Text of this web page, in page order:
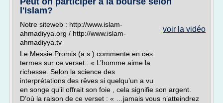
l'Islam?
voir la vidéo
Notre siteweb : http://www.islam-
ahmadiyya.org / http://www.islam-
ahmadiyya.tv
Le Messie Promis (a.s.) commente en ces
termes sur ce verset : « L’homme aime la
richesse. Selon la science des
interprétations des rêves si quelqu’un a vu
en songe qu’il offrait son foie , cela signifie son argent.
D’où la raison de ce verset : « …jamais vous n’atteindrez